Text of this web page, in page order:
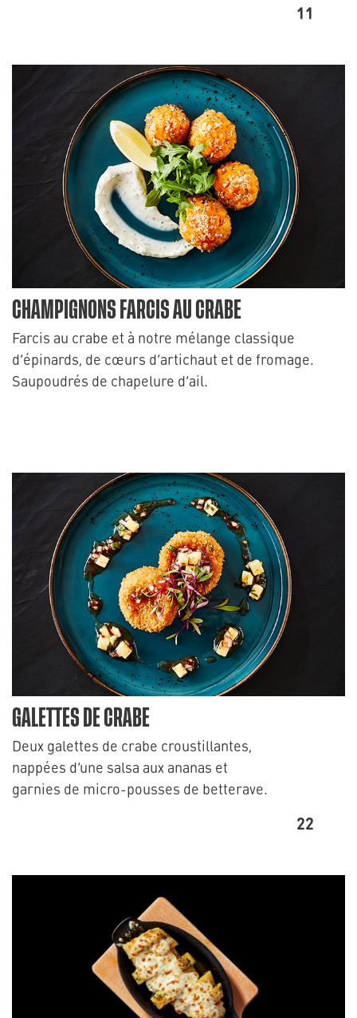
11
CHAMPIGNONS FARCIS AU CRABE
Farcis au crabe et à notre mélange classique
d’épinards, de cœurs d’artichaut et de fromage.
Saupoudrés de chapelure d’ail.
GALETTES DE CRABE
Deux galettes de crabe croustillantes,
nappées d’une salsa aux ananas et
garnies de micro-pousses de betterave.
22